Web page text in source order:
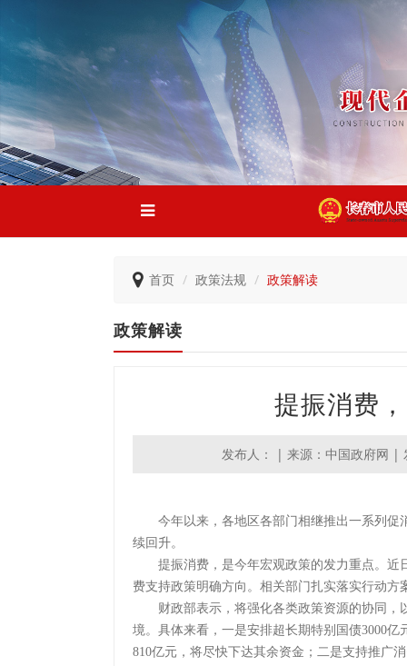
首页 政策法规 政策解读
政策解读
提振消费
发布人： | 来源：中国政府网
今年以来，各地区各部门相继推出一系列促
续回升。
提振消费，是今年宏观政策的发力重点。近
费支持政策明确方向。相关部门扎实落实行动
财政部表示，将强化各类政策资源的协同，
境。具体来看，一是安排超长期特别国债3000
810亿元，将尽快下达其余资金；二是支持推广